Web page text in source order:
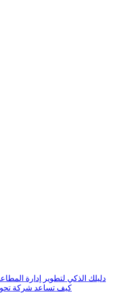
دليلك الذكي لتطوير إدارة
كيف تساعد شركة